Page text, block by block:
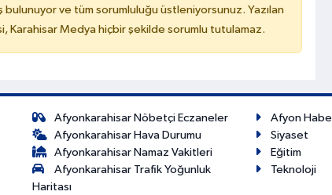
bulunuyor ve tüm sorumluluğu üstleniyorsunuz. Yazılan
Karahisar Medya hiçbir şekilde sorumlu tutulamaz.
Afyonkarahisar Nöbetçi Eczaneler
Afyonkarahisar Hava Durumu
Afyonkarahisar Namaz Vakitleri
Afyonkarahisar Trafik Yoğunluk
Haritası
Afyon
Siyaset
Eğitim
Teknoloji